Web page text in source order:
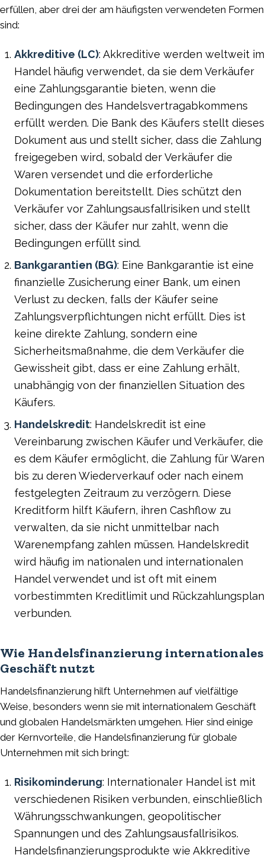
erfüllen, aber drei der am häufigsten verwendeten Formen
sind:
Akkreditive (LC): Akkreditive werden weltweit im
Handel häufig verwendet, da sie dem Verkäufer
eine Zahlungsgarantie bieten, wenn die
Bedingungen des Handelsvertragabkommens
erfüllt werden. Die Bank des Käufers stellt dieses
Dokument aus und stellt sicher, dass die Zahlung
freigegeben wird, sobald der Verkäufer die
Waren versendet und die erforderliche
Dokumentation bereitstellt. Dies schützt den
Verkäufer vor Zahlungsausfallrisiken und stellt
sicher, dass der Käufer nur zahlt, wenn die
Bedingungen erfüllt sind.
Bankgarantien (BG): Eine Bankgarantie ist eine
finanzielle Zusicherung einer Bank, um einen
Verlust zu decken, falls der Käufer seine
Zahlungsverpflichtungen nicht erfüllt. Dies ist
keine direkte Zahlung, sondern eine
Sicherheitsmaßnahme, die dem Verkäufer die
Gewissheit gibt, dass er eine Zahlung erhält,
unabhängig von der finanziellen Situation des
Käufers.
Handelskredit: Handelskredit ist eine
Vereinbarung zwischen Käufer und Verkäufer, die
es dem Käufer ermöglicht, die Zahlung für Waren
bis zu deren Wiederverkauf oder nach einem
festgelegten Zeitraum zu verzögern. Diese
Kreditform hilft Käufern, ihren Cashflow zu
verwalten, da sie nicht unmittelbar nach
Warenempfang zahlen müssen. Handelskredit
wird häufig im nationalen und internationalen
Handel verwendet und ist oft mit einem
vorbestimmten Kreditlimit und Rückzahlungsplan
verbunden.
Wie Handelsfinanzierung internationales
Geschäft nutzt
Handelsfinanzierung hilft Unternehmen auf vielfältige
Weise, besonders wenn sie mit internationalem Geschäft
und globalen Handelsmärkten umgehen. Hier sind einige
der Kernvorteile, die Handelsfinanzierung für globale
Unternehmen mit sich bringt:
Risikominderung: Internationaler Handel ist mit
verschiedenen Risiken verbunden, einschließlich
Währungsschwankungen, geopolitischer
Spannungen und des Zahlungsausfallrisikos.
Handelsfinanzierungsprodukte wie Akkreditive